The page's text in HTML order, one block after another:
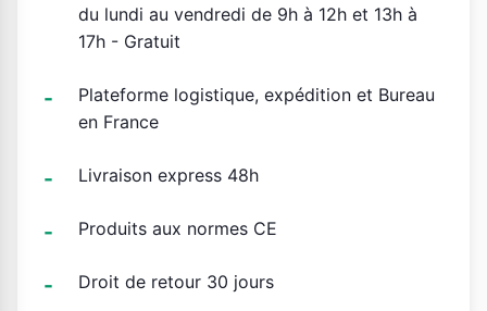
du lundi au vendredi de 9h à 12h et 13h à
17h - Gratuit
Plateforme logistique, expédition et Bureau
en France
Livraison express 48h
Produits aux normes CE
Droit de retour 30 jours